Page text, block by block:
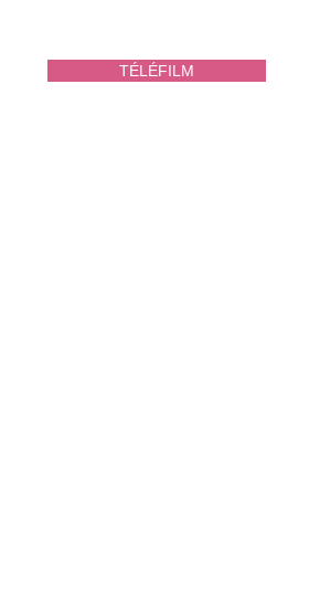
TÉLÉFILM